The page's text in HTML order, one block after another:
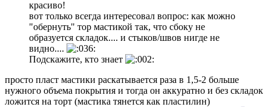
красиво!
вот только всегда интересовал вопрос: как можно
"обернуть" тор мастикой так, что сбоку не
образуется складок.... и стыков/швов нигде не
видно....
Подскажите, кто знает
просто пласт мастики раскатывается раза в 1,5-2 больше
нужного объема покрытия и тогда он аккуратно и без складок
ложится на торт (мастика тянется как пластилин)